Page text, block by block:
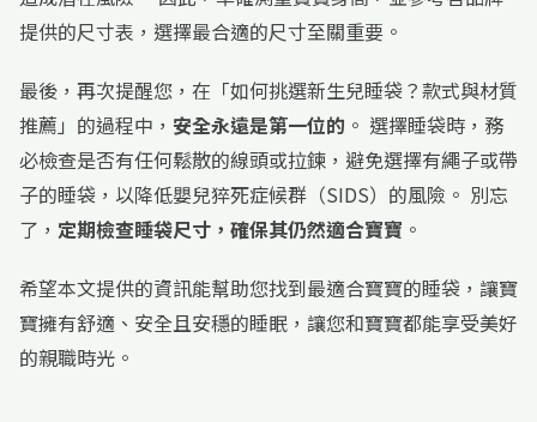
提供的尺寸表，選擇最合適的尺寸至關重要。
最後，再次提醒您，在「如何挑選新生兒睡袋？款式與材質
推薦」的過程中， 安全永遠是第一位的 。 選擇睡袋時，務
必檢查是否有任何鬆散的線頭或拉鍊，避免選擇有繩子或帶
子的睡袋，以降低嬰兒猝死症候群（SIDS）的風險。 別忘
了， 定期檢查睡袋尺寸，確保其仍然適合寶寶 。
希望本文提供的資訊能幫助您找到最適合寶寶的睡袋，讓寶
寶擁有舒適、安全且安穩的睡眠，讓您和寶寶都能享受美好
的親職時光。